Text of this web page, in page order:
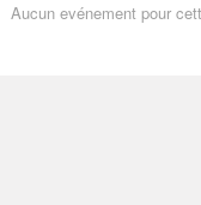
Aucun evénement pour